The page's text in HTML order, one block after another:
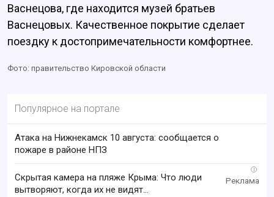
Васнецова, где находится музей братьев
Васнецовых. Качественное покрытие сделает
поездку к достопримечательности комфортнее.
Фото: правительство Кировской области
Популярное на портале
Атака на Нижнекамск 10 августа: сообщается о
пожаре в районе НПЗ
i
Скрытая камера на пляже Крыма: Что люди
вытворяют, когда их не видят...